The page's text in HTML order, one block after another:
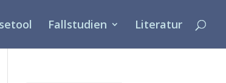
Fallstudien Literatur